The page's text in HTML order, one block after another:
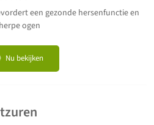
een gezonde hersenfunctie en
ogen
Nu bekijken